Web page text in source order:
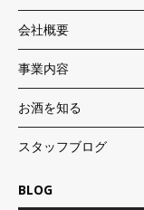
会社概要
事業内容
お酒を知る
スタッフブログ
BLOG